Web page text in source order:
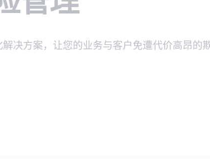
决方案，让您的业务与客户免遭代价高昂的